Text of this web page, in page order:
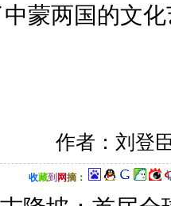
蒙两国的文
作者：刘登
收藏到 网摘：